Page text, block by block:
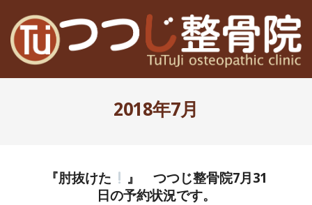
content
高
2018年7月
『肘抜けた
』 つつじ整骨院7月31
日の予約状況です。